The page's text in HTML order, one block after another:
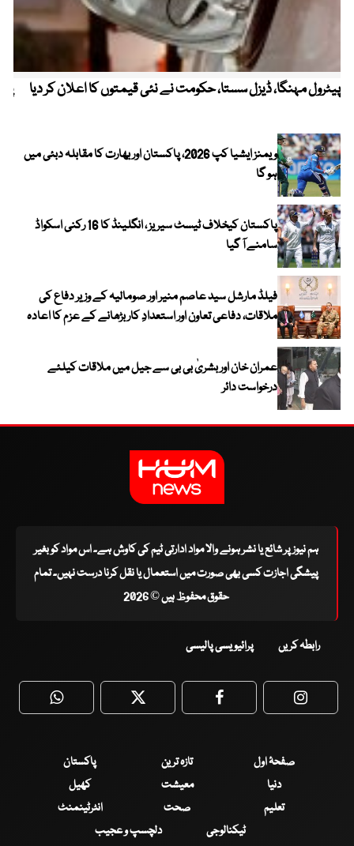
پیٹرول مہنگا، ڈیزل سستا، حکومت نے نئی قیمتوں کا اعلان کر دیا
ویمنز ایشیا کپ 2026، پاکستان اور بھارت کا مقابلہ دبئی میں
ہو گا
پاکستان کیخلاف ٹیسٹ سیریز ، انگلینڈ کا 16 رکنی اسکواڈ
سامنے آ گیا
فیلڈ مارشل سید عاصم منیر اور صومالیہ کے وزیر دفاع کی
ملاقات، دفاعی تعاون اور استعدادِ کار بڑھانے کے عزم کا اعادہ
عمران خان اور بشریٰ بی بی سے جیل میں ملاقات کیلئے
درخواست دائر
ہم نیوز پر شائع یا نشر ہونے والا مواد ادارتی ٹیم کی کاوش ہے۔ اس مواد کو بغیر
پیشگی اجازت کسی بھی صورت میں استعمال یا نقل کرنا درست نہیں۔ تمام
حقوق محفوظ ہیں © 2026
رابطہ کریں پرائیویسی پالیسی
WhatsApp Twitter Facebook
صفحۂ اول تازہ ترین
پاکستان
دنیا
معیشت
کھیل
تعلیم
صحت
انٹرٹینمنٹ
ٹیکنالوجی
دلچسپ و عجیب